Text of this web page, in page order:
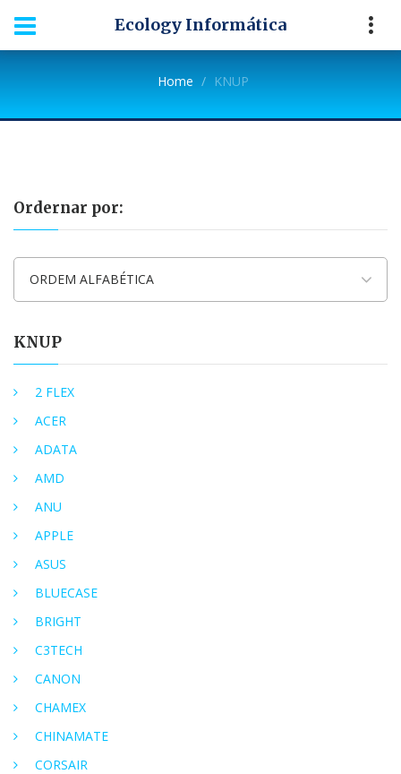
Ecology Informática
Home KNUP
Ordernar por:
ORDEM ALFABÉTICA
KNUP
2 FLEX
ACER
ADATA
AMD
ANU
APPLE
ASUS
BLUECASE
BRIGHT
C3TECH
CANON
CHAMEX
CHINAMATE
CORSAIR